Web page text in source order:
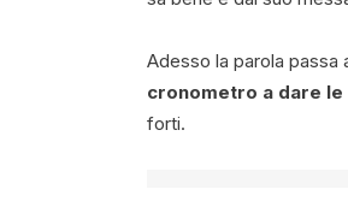
Adesso la parola passa
cronometro a dare
forti.